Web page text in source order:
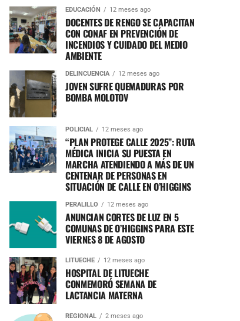
EDUCACIÓN 12 meses ago
DOCENTES DE RENGO SE CAPACITAN
CON CONAF EN PREVENCIÓN DE
INCENDIOS Y CUIDADO DEL MEDIO
AMBIENTE
DELINCUENCIA 12 meses ago
JOVEN SUFRE QUEMADURAS POR
BOMBA MOLOTOV
POLICIAL 12 meses ago
“PLAN PROTEGE CALLE 2025”: RUTA
MÉDICA INICIA SU PUESTA EN
MARCHA ATENDIENDO A MÁS DE UN
CENTENAR DE PERSONAS EN
SITUACIÓN DE CALLE EN O’HIGGINS
PERALILLO 12 meses ago
ANUNCIAN CORTES DE LUZ EN 5
COMUNAS DE O’HIGGINS PARA ESTE
VIERNES 8 DE AGOSTO
LITUECHE 12 meses ago
HOSPITAL DE LITUECHE
CONMEMORÓ SEMANA DE
LACTANCIA MATERNA
REGIONAL 2 meses ago